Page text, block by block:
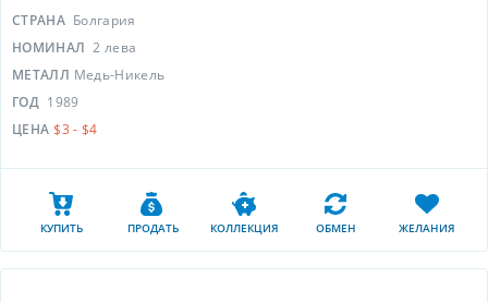
СТРАНА Болгария
НОМИНАЛ 2 лева
МЕТАЛЛ Медь-Никель
ГОД 1989
ЦЕНА $3 - $4
КУПИТЬ ПРОДАТЬ КОЛЛЕКЦИЯ ОБМЕН ЖЕЛАНИЯ